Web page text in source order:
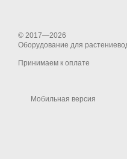
© 2017—2026
Оборудование для
Принимаем к оплате
Мобильная версия